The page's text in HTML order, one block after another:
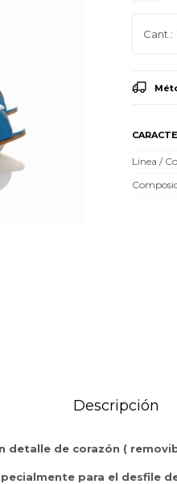
Linea /
Descripción
detalle de corazón (
para el desfile